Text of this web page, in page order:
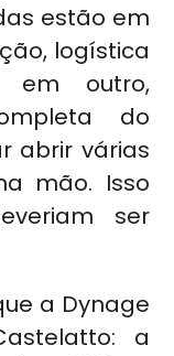
estão em
logística
em outro,
do
abrir várias
mão. Isso
ser
a Dynage
a